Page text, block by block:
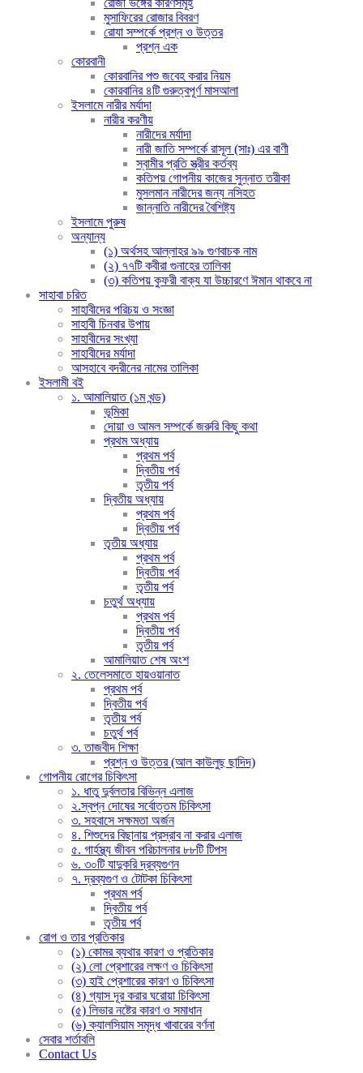
রোজা ভঙ্গের কারণসমূহ
মুসাফিরের রোজার বিবরণ
রোযা সম্পর্কে প্রশ্ন ও উত্তর
প্রশ্ন এক
কোরবানী
কোরবানির পশু জবেহ করার নিয়ম
কোরবানির ৪টি গুরুত্বপূর্ণ মাসআলা
ইসলামে নারীর মর্যাদা
নারীর করণীয়
নারীদের মর্যাদা
নারী জাতি সম্পর্কে রাসূল (সাঃ) এর বাণী
স্বামীর প্রতি স্ত্রীর কর্তব্য
কতিপয় গোপনীয় কাজের সুন্নাত তরীকা
মুসলমান নারীদের জন্য নসিহত
জান্নাতি নারীদের বৈশিষ্ট্য
ইসলামে পুরুষ
অন্যান্য
(১) অর্থসহ আল্লাহর ৯৯ গুণবাচক নাম
(২) ৭৭টি কবীরা গুনাহের তালিকা
(৩) কতিপয় কুফরী বাক্য যা উচ্চারণে ঈমান থাকবে না
সাহাবা চরিত
সাহাবীদের পরিচয় ও সংজ্ঞা
সাহাবী চিনবার উপায়
সাহাবীদের সংখ্যা
সাহাবীদের মর্যাদা
আসহাবে বদরীনের নামের তালিকা
ইসলামী বই
১. আমালিয়াত (১ম খন্ড)
ভূমিকা
দোয়া ও আমল সম্পর্কে জরুরি কিছু কথা
প্রথম অধ্যায়
প্রথম পর্ব
দ্বিতীয় পর্ব
তৃতীয় পর্ব
দ্বিতীয় অধ্যায়
প্রথম পর্ব
দ্বিতীয় পর্ব
তৃতীয় অধ্যায়
প্রথম পর্ব
দ্বিতীয় পর্ব
তৃতীয় পর্ব
চতুর্থ অধ্যায়
প্রথম পর্ব
দ্বিতীয় পর্ব
তৃতীয় পর্ব
আমালিয়াত শেষ অংশ
২. তেলেসমাতে হায়ওয়ানাত
প্রথম পর্ব
দ্বিতীয় পর্ব
তৃতীয় পর্ব
চতুর্থ পর্ব
৩. তাজবীদ শিক্ষা
প্রশ্ন ও উত্তর (আল কাউলুছ ছাদিদ)
গোপনীয় রোগের চিকিৎসা
১. ধাতু দুর্বলতার বিভিন্ন এলাজ
২.স্বপ্ন দোষের সর্বোত্তম চিকিৎসা
৩. সহবাসে সক্ষমতা অর্জন
৪. শিশুদের বিছানায় প্রস্রাব না করার এলাজ
৫. গার্হস্থ্য জীবন পরিচালনার ৮৮টি টিপস
৬. ৩০টি যাদুকরি দ্রব্যগুণন
৭. দ্রব্যগুণ ও টোটকা চিকিৎসা
প্রথম পর্ব
দ্বিতীয় পর্ব
তৃতীয় পর্ব
রোগ ও তার প্রতিকার
(১) কোমর ব্যথার কারণ ও প্রতিকার
(২) লো প্রেশারের লক্ষণ ও চিকিৎসা
(৩) হাই প্রেশারের কারণ ও চিকিৎসা
(৪) গ্যাস দূর করার ঘরোয়া চিকিৎসা
(৫) লিভার নষ্টের কারণ ও সমাধান
(৬) ক্যালসিয়াম সমৃদ্ধ খাবারের বর্ণনা
সেবার শর্তাবলি
Contact Us